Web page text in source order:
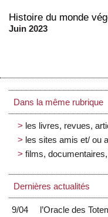
Histoire du monde
Juin 2023
Dans la même rubrique
les livres, revues,
les sites amis et/ ou
films,
Dernières actualités
9/04 l’Oracle des